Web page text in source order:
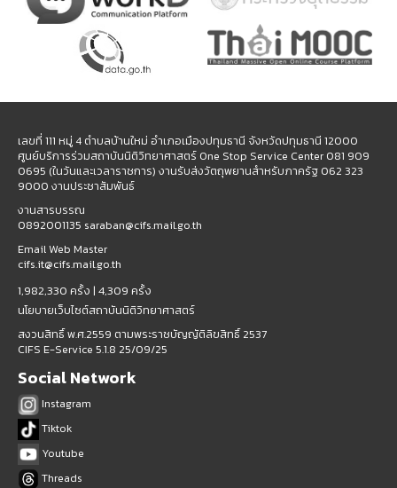
เลขที่ 111 หมู่ 4 ตำบลบ้านใหม่ อำเภอเมืองปทุมธานี จังหวัดปทุมธานี 12000
ศูนย์บริการร่วมสถาบันนิติวิทยาศาสตร์ One Stop Service Center 081 909
0695 (ในวันและเวลาราชการ) งานรับส่งวัตถุพยานสำหรับภาครัฐ 062 323
9000 งานประชาสัมพันธ์
งานสารบรรณ
0892001135 saraban@cifs.mail.go.th
Email Web Master
cifs.it@cifs.mail.go.th
1,982,330 ครั้ง | 4,309 ครั้ง
นโยบายเว็บไซต์สถาบันนิติวิทยาศาสตร์
สงวนสิทธิ์ พ.ศ.2559 ตามพระราชบัญญัติลิขสิทธิ์ 2537
CIFS E-Service 5.1.8 25/09/25
Social Network
Instagram
Tiktok
Youtube
Threads